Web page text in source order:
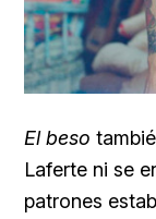
El beso
Laferte ni se
patrones